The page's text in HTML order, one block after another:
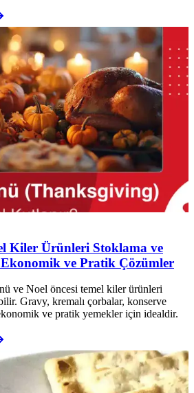
Kiler Ürünleri Stoklama ve
ve Pratik Çözümler
ve Noel öncesi temel kiler ürünleri
Gravy, kremalı çorbalar, konserve
ve pratik yemekler için idealdir.